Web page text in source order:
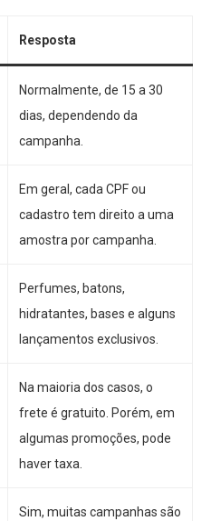
Resposta
Normalmente, de 15 a 30
dias, dependendo da
campanha.
Em geral, cada CPF ou
cadastro tem direito a uma
amostra por campanha.
Perfumes, batons,
hidratantes, bases e alguns
lançamentos exclusivos.
Na maioria dos casos, o
frete é gratuito. Porém, em
algumas promoções, pode
haver taxa.
Sim, muitas campanhas são